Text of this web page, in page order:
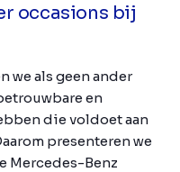
occasions bij
we als geen ander
en
die voldoet aan
presenteren we
Mercedes-Benz